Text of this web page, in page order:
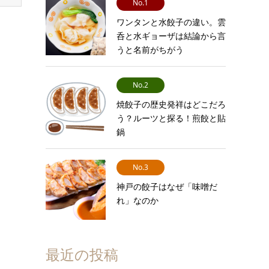
No.1
ワンタンと水餃子の違い。雲
呑と水ギョーザは結論から言
うと名前がちがう
No.2
焼餃子の歴史発祥はどこだろ
う？ルーツと探る！煎餃と貼
鍋
No.3
神戸の餃子はなぜ「味噌だ
れ」なのか
最近の投稿